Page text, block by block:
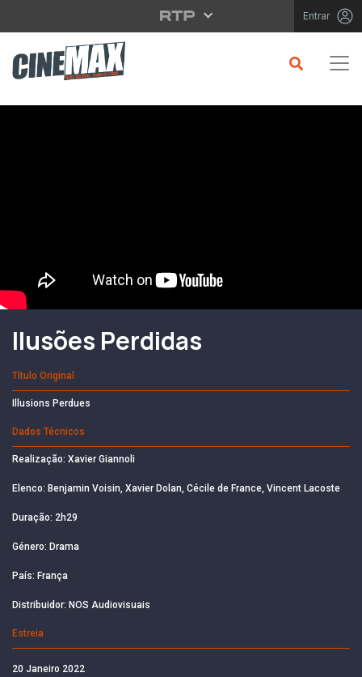
Saltar para o conteúdo principal Entrar
Filme em Cartaz
Ilusões Perdidas
Título Original
Illusions Perdues
Dados Técnicos
Realização: Xavier Giannoli
Elenco: Benjamin Voisin, Xavier Dolan, Cécile de France, Vincent Lacoste
Duração: 2h29
Género: Drama
País: França
Distribuidor: NOS Audiovisuais
Estreia
20 Janeiro 2022